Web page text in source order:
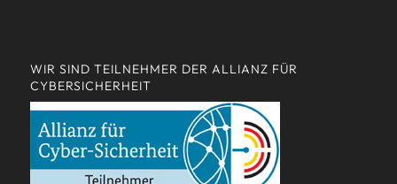
WIR SIND TEILNEHMER DER ALLIANZ FÜR
CYBERSICHERHEIT